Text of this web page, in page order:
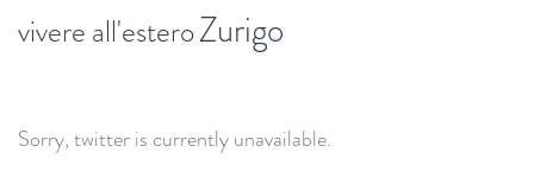
vivere all'esteroZurigo
Sorry, twitter is currently unavailable.